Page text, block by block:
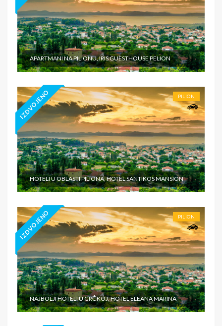
APARTMANI NA PILIONU, IRIS GUESTHOUSE PELION
IZDVOJENO PILION
HOTELI U OBLASTI PILIONA, HOTEL SANTIKOS MANSION
IZDVOJENO PILION
NAJBOLJI HOTELI U GRČKOJ, HOTEL ELEANA MARINA